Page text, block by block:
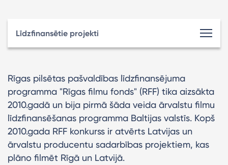
Līdzfinansētie projekti
Rīgas pilsētas pašvaldības līdzfinansējuma
programma "Rīgas filmu fonds" (RFF) tika aizsākta
2010.gadā un bija pirmā šāda veida ārvalstu filmu
līdzfinansēšanas programma Baltijas valstīs. Kopš
2010.gada RFF konkurss ir atvērts Latvijas un
ārvalstu producentu sadarbības projektiem, kas
plāno filmēt Rīgā un Latvijā.